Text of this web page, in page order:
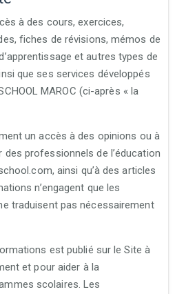
à des cours, exercices,
fiches de révisions, mémos de
et autres types de
que ses services développés
MAROC (ci-après « la
un accès à des opinions ou à
professionnels de l’éducation
ainsi qu’à des articles
n’engagent que les
traduisent pas nécessairement
est publié sur le Site à
et pour aider à la
scolaires. Les